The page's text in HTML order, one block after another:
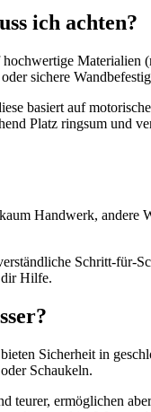
ich achten?
Materialien
sichere
basiert auf
Platz ringsum und
Handwerk, andere
Schritt-für-
dir Hilfe.
Sicherheit in
Schaukeln.
teurer, ermöglichen